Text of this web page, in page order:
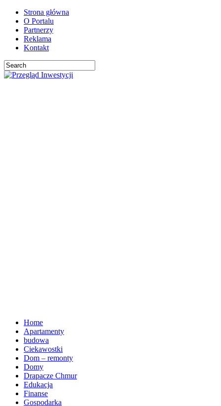
Strona główna
O Portalu
Partnerzy
Reklama
Kontakt
Home
Apartamenty
budowa
Ciekawostki
Dom – remonty
Domy
Drapacze Chmur
Edukacja
Finanse
Gospodarka